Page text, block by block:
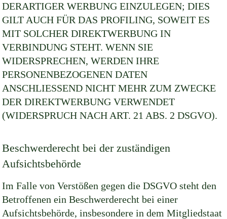
DERARTIGER WERBUNG EINZULEGEN; DIES
GILT AUCH FÜR DAS PROFILING, SOWEIT ES
MIT SOLCHER DIREKTWERBUNG IN
VERBINDUNG STEHT. WENN SIE
WIDERSPRECHEN, WERDEN IHRE
PERSONENBEZOGENEN DATEN
ANSCHLIESSEND NICHT MEHR ZUM ZWECKE
DER DIREKTWERBUNG VERWENDET
(WIDERSPRUCH NACH ART. 21 ABS. 2 DSGVO).
Beschwerderecht bei der zuständigen
Aufsichtsbehörde
Im Falle von Verstößen gegen die DSGVO steht den
Betroffenen ein Beschwerderecht bei einer
Aufsichtsbehörde, insbesondere in dem Mitgliedstaat